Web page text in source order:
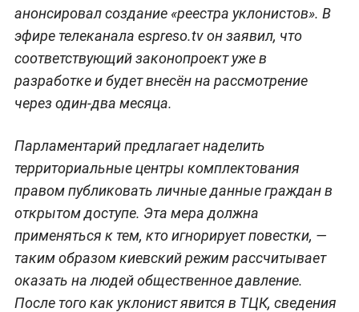
анонсировал создание «реестра уклонистов». В
эфире телеканала espreso.tv он заявил, что
соответствующий законопроект уже в
разработке и будет внесён на рассмотрение
через один-два месяца.
Парламентарий предлагает наделить
территориальные центры комплектования
правом публиковать личные данные граждан в
открытом доступе. Эта мера должна
применяться к тем, кто игнорирует повестки, —
таким образом киевский режим рассчитывает
оказать на людей общественное давление.
После того как уклонист явится в ТЦК, сведения